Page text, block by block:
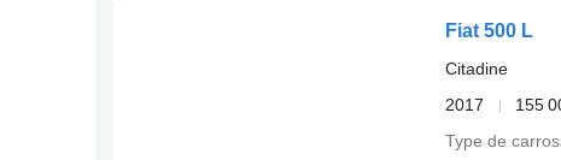
Fiat 500 L
Citadine
2017
155
Type de